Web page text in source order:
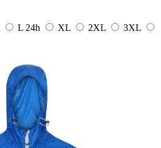
L 24h XL 2XL
3XL